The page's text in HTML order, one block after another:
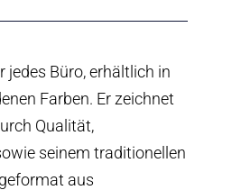
jedes Büro, erhältlich in
Farben. Er zeichnet
Qualität,
seinem traditionellen
aus